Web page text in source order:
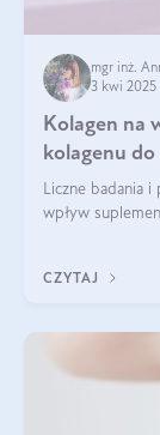
mgr inż.
3 kwi 2025
Kolagen na
kolagenu do
Liczne badania
wpływ
CZYTAJ